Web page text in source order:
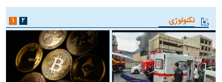
تکنولوژی ۱ ۲